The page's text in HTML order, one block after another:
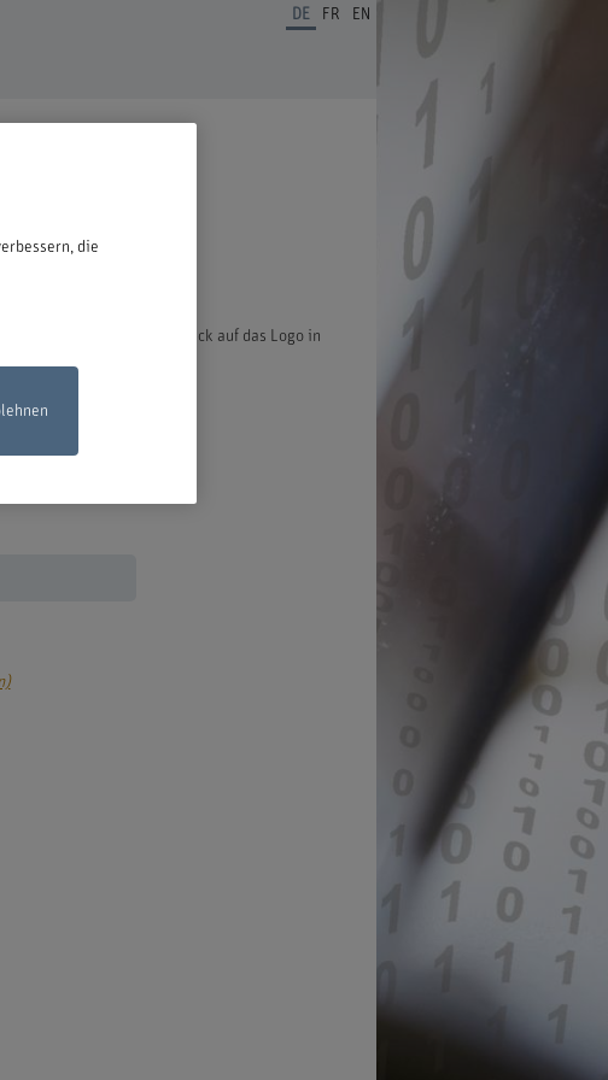
DE FR EN
haben.
Loginfenster öffnet bei Klick auf das Logo in
die